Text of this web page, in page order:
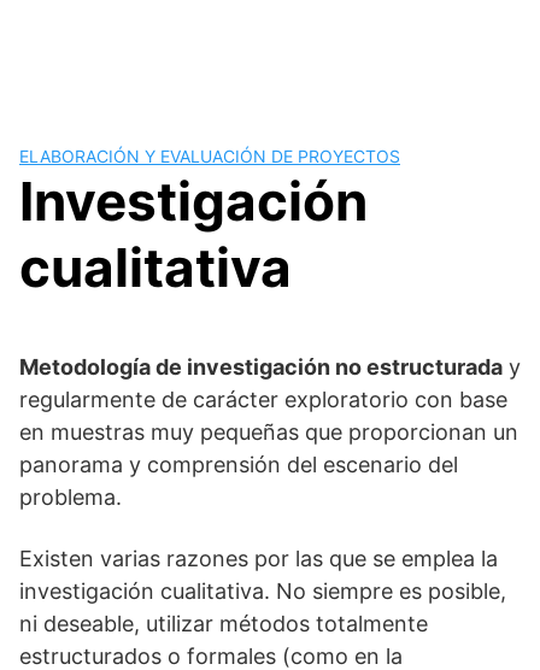
ELABORACIÓN Y EVALUACIÓN DE PROYECTOS
Investigación
cualitativa
Metodología de investigación no estructurada y
regularmente de carácter exploratorio con base
en muestras muy pequeñas que proporcionan un
panorama y comprensión del escenario del
problema.
Existen varias razones por las que se emplea la
investigación cualitativa. No siempre es posible,
ni deseable, utilizar métodos totalmente
estructurados o formales (como en la